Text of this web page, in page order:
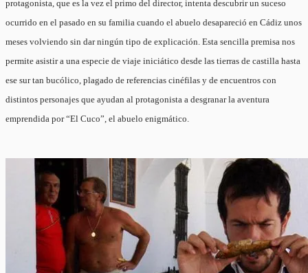
protagonista, que es la vez el primo del director, intenta descubrir un suceso
ocurrido en el pasado en su familia cuando el abuelo desapareció en Cádiz unos
meses volviendo sin dar ningún tipo de explicación. Esta sencilla premisa nos
permite asistir a una especie de viaje iniciático desde las tierras de castilla hasta
ese sur tan bucólico, plagado de referencias cinéfilas y de encuentros con
distintos personajes que ayudan al protagonista a desgranar la aventura
emprendida por “El Cuco”, el abuelo enigmático.